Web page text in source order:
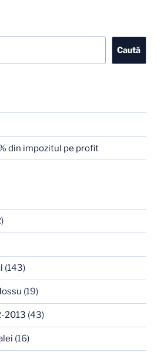
Caută
din impozitul pe profit
(143)
(19)
2013 (43)
(16)